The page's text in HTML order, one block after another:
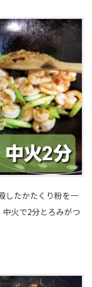
したかたくり粉を一
火で2分とろみがつ